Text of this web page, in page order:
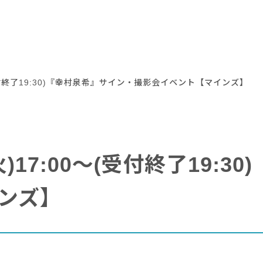
了19:30)『幸村泉希』サイン・撮影会イベント【マインズ】
)17:00～(受付終了
ズ】